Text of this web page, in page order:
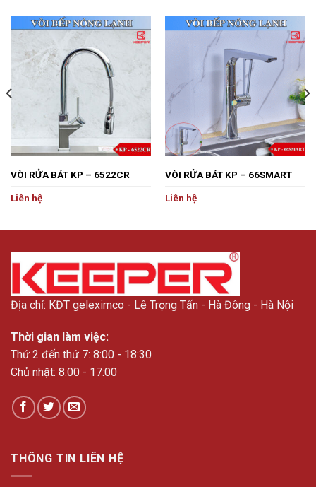
VÒI RỬA BÁT KP – 6522CR
Liên hệ
VÒI RỬA BÁT KP – 66SMART
Liên hệ
Địa chỉ: KĐT geleximco - Lê Trọng Tấn - Hà Đông - Hà Nội
Thời gian làm việc:
Thứ 2 đến thứ 7: 8:00 - 18:30
Chủ nhật: 8:00 - 17:00
THÔNG TIN LIÊN HỆ